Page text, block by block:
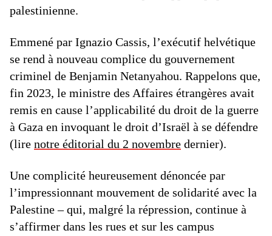
palestinienne.
Emmené par Ignazio Cassis, l’exécutif helvétique
se rend à nouveau complice du gouvernement
criminel de Benjamin Netanyahou. Rappelons que,
fin 2023, le ministre des Affaires étrangères avait
remis en cause l’applicabilité du droit de la guerre
à Gaza en invoquant le droit d’Israël à se défendre
(lire notre éditorial du 2 novembre dernier).
Une complicité heureusement dénoncée par
l’impressionnant mouvement de solidarité avec la
Palestine – qui, malgré la répression, continue à
s’affirmer dans les rues et sur les campus